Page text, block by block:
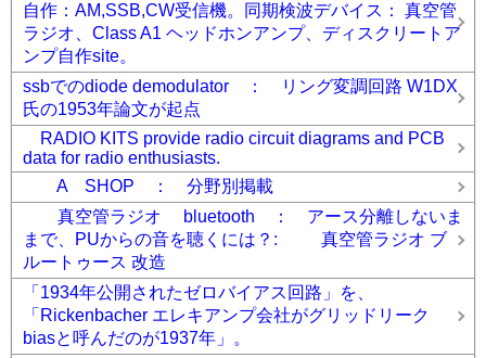
自作：AM,SSB,CW受信機。同期検波デバイス： 真空管
ラジオ、Class A1 ヘッドホンアンプ、ディスクリートア
ンプ自作site。
ssbでのdiode demodulator ： リング変調回路 W1DX
氏の1953年論文が起点
RADIO KITS provide radio circuit diagrams and PCB
data for radio enthusiasts.
A SHOP ： 分野別掲載
真空管ラジオ bluetooth ： アース分離しないま
まで、PUからの音を聴くには？: 真空管ラジオ ブ
ルートゥース 改造
「1934年公開されたゼロバイアス回路」を、
「Rickenbacher エレキアンプ会社がグリッドリーク
biasと呼んだのが1937年」。